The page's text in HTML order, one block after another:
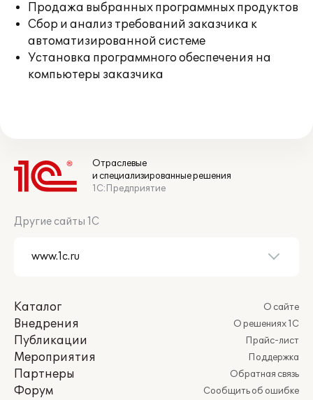
Продажа выбранных программных продуктов
Сбор и анализ требований заказчика к
автоматизированной системе
Установка программного обеспечения на
компьютеры заказчика
Отраслевые
и специализированные решения
1С:Предприятие
Другие сайты 1С
Каталог
Внедрения
Публикации
Мероприятия
Партнеры
Форум
О сайте
О решениях 1С
Прайс-лист
Поддержка
Обратная связь
Сообщить об ошибке